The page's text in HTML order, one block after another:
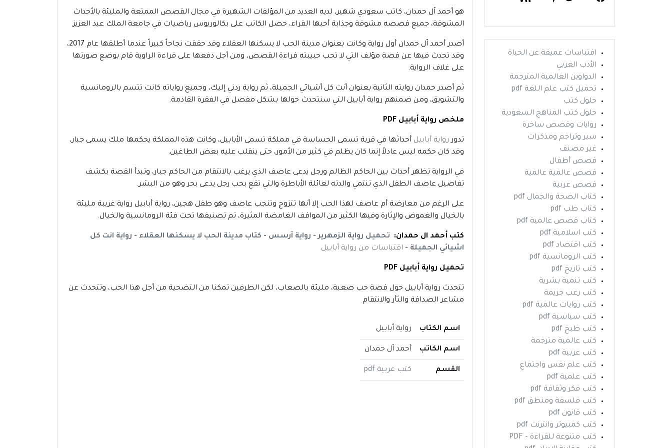
هو أحمد آل حمدان، كاتب سعودي شهير، لديه العديد من المؤلفات الشهيرة في مجال القصص الممتعة والمليئة بالأحداث
المشوقة، جميع قصصه مشوقة وجذابة أحبها القراء، حصل الكاتب على بكالوريوس رياضيات في جامعة الملك عبد العزيز.
أصدر أحمد آل حمدان أول رواية وكانت بعنوان مدينة الحب لا يسكنها العقلاء وقد حققت نجاحاً كبيراً عندما أطلقها عام 2017،
وقد تحدث فيها عن قصة مؤلف التي لا تحب حبيبته قراءة القصص، ومن أجل دفعها على قراءة الراوية قام بوضع صورتها
على غلاف الرواية.
ثم أصدر حمدان روايته الثانية بعنوان أنت كل أشيائي الجميلة، ثم رواية ردني إليك، وجميع رواياته كانت تتسم بالرومانسية
والتشويق، ومن ضمنهم رواية أبابيل التي سنتحدث حولها بشكل مفصل في الفقرة القادمة.
ملخص رواية أبابيل PDF
تدور رواية أبابيل أحداثها في قرية تسمى الحساسة في مملكة تسمى الأبابيل، وكانت هذه المملكة يحكمها ملك يسمى جبار،
وقد كان حكمه ليس عادلاً إنما كان يظلم في كثير من الأمور، حتى ينقلب عليه بعض الطاغين.
في الرواية تظهر أحداث بين الحاكم الظالم ورجل يدعى عاصف الذي يرغب بالانتقام من الحاكم جبار، وتبدأ القصة بكشف
تفاصيل عاصف الطفل الذي تنتمي والدته لعائلة الأباطرة والتي تقع بحب رجل يدعى بحر وهو من البشر.
على الرغم من معارضة أم عاصف لهذا الحب إلا أنها تتزوج وتنجب عاصف وهو طفل هجين، رواية أبابيل رواية غريبة مليئة
بالخيال والغموض والإثارة وفيها الكثير من المواقف الغامضة المثيرة، تم تصنيفها تحت فئة الرومانسية والخيال.
كتب أحمد ال حمدان: تحميل رواية الزمهرير– رواية آرسس – كتاب مدينة الحب لا يسكنها العقلاء – رواية انت كل
اشيائي الجميلة – اقتباسات من رواية أبابيل
تحميل رواية أبابيل PDF
تتحدث رواية أبابيل حول قصة حب صعبة، مليئة بالصعاب، لكن الطرفين تمكنا من التضحية من أجل هذا الحب، وتتحدث عن
مشاعر الصداقة والثأر والانتقام
اسم الكتاب رواية أبابيل
اسم الكاتب أحمد آل حمدان
القسم كتب عربية pdf
اقتباسات عميقة عن الحياة
الأدب العربي
الدواوين العالمية المترجمة
تحميل كتب علم اللغة pdf
حلول كتب
حلول كتب المناهج السعودية
روايات وقصص ساخرة
سير وتراجم ومذكرات
غير مصنف
قصص أطفال
قصص عالمية عالمية
قصص عربية
كتاب الصحة والجمال pdf
كتاب طب pdf
كتاب قصص عالمية pdf
كتب اسلامية pdf
كتب اقتصاد pdf
كتب الرومانسية pdf
كتب تاريخ pdf
كتب تنمية بشرية
كتب رعب جريمة
كتب روايات عالمية pdf
كتب سياسية pdf
كتب طبخ pdf
كتب عالمية مترجمة
كتب عربية pdf
كتب علم نفس واجتماع
كتب علمية pdf
كتب فكر وثقافة pdf
كتب فلسفة ومنطق pdf
كتب قانون pdf
كتب كمبيوتر وانترنت pdf
كتب متنوعة للقراءة – PDF